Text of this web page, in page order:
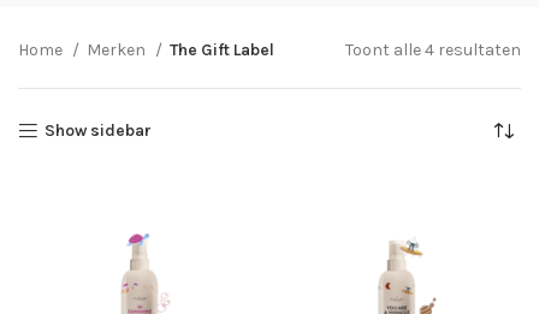
Home Merken The Gift Label Toont alle 4 resultaten
Show sidebar